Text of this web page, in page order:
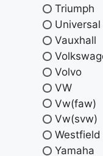
Triumph
Vauxhall
Volvo
VW
Vw(faw)
Vw(svw)
Westfield
Yamaha